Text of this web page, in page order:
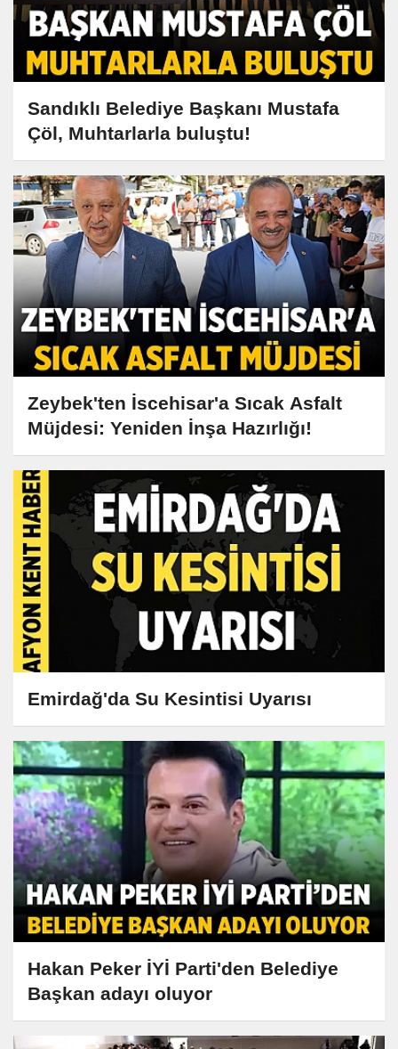
Sandıklı Belediye Başkanı Mustafa
Çöl, Muhtarlarla buluştu!
Zeybek'ten İscehisar'a Sıcak Asfalt
Müjdesi: Yeniden İnşa Hazırlığı!
Emirdağ'da Su Kesintisi Uyarısı
Hakan Peker İYİ Parti'den Belediye
Başkan adayı oluyor